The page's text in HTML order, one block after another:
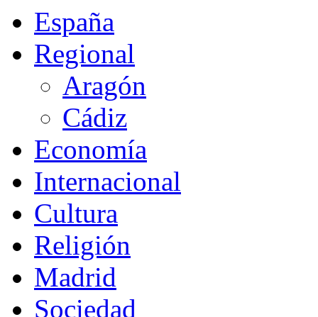
España
Regional
Aragón
Cádiz
Economía
Internacional
Cultura
Religión
Madrid
Sociedad